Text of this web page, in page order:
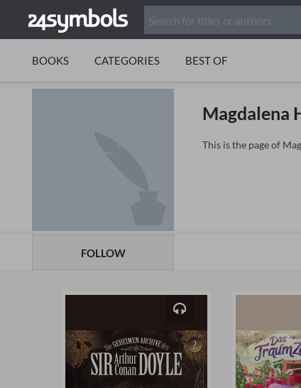
BOOKS CATEGORIES BEST OF
FOLLOW
Magdalena
This is the page of